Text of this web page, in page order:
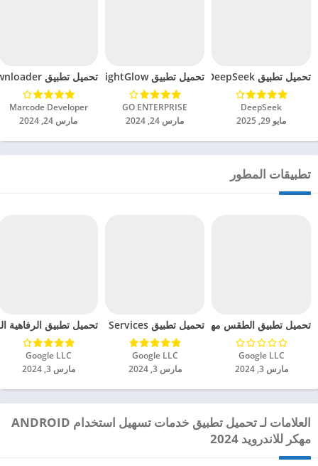
تحميل تطبيق DeepSeek مهكر للاندرويد 2025
DeepSeek‏
مايو 29, 2025
تحميل تطبيق BrightGlow مهكر للاندرويد 2024
GO ENTERPRISE‏
مارس 24, 2024
تحميل تطبيق mp4 video downloader مهكر للاندرويد 2024
Marcode Developer‏
مارس 24, 2024
تطبيقات المطور
تحميل تطبيق الطقس مهكر للاندرويد 2024
Google LLC‏
مارس 3, 2024
تحميل تطبيق Health Services مهكر للاندرويد 2024
Google LLC‏
مارس 3, 2024
تحميل تطبيق الرفاهية
Google LLC‏
مارس 3, 2024
العلامات لـ تحميل تطبيق ‏خدمات تسهيل استخدام ANDROID
مهكر للاندرويد 2024